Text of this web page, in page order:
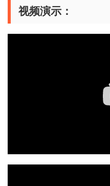
视频演示：